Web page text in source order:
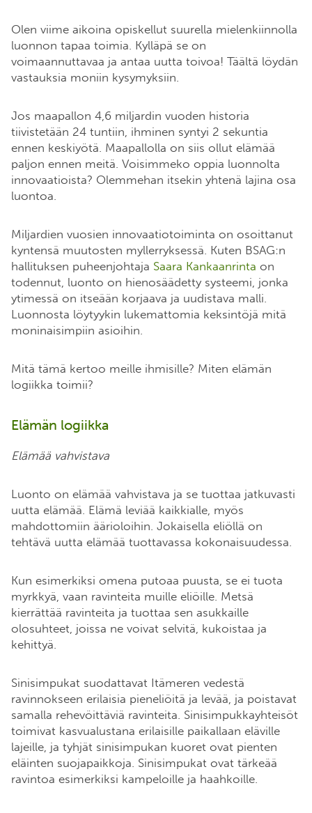
Olen viime aikoina opiskellut suurella mielenkiinnolla
luonnon tapaa toimia. Kylläpä se on
voimaannuttavaa ja antaa uutta toivoa! Täältä löydän
vastauksia moniin kysymyksiin.
Jos maapallon 4,6 miljardin vuoden historia
tiivistetään 24 tuntiin, ihminen syntyi 2 sekuntia
ennen keskiyötä. Maapallolla on siis ollut elämää
paljon ennen meitä. Voisimmeko oppia luonnolta
innovaatioista? Olemmehan itsekin yhtenä lajina osa
luontoa.
Miljardien vuosien innovaatiotoiminta on osoittanut
kyntensä muutosten myllerryksessä. Kuten BSAG:n
hallituksen puheenjohtaja Saara Kankaanrinta on
todennut, luonto on hienosäädetty systeemi, jonka
ytimessä on itseään korjaava ja uudistava malli.
Luonnosta löytyykin lukemattomia keksintöjä mitä
moninaisimpiin asioihin.
Mitä tämä kertoo meille ihmisille? Miten elämän
logiikka toimii?
Elämän logiikka
Elämää vahvistava
Luonto on elämää vahvistava ja se tuottaa jatkuvasti
uutta elämää. Elämä leviää kaikkialle, myös
mahdottomiin äärioloihin. Jokaisella eliöllä on
tehtävä uutta elämää tuottavassa kokonaisuudessa.
Kun esimerkiksi omena putoaa puusta, se ei tuota
myrkkyä, vaan ravinteita muille eliöille. Metsä
kierrättää ravinteita ja tuottaa sen asukkaille
olosuhteet, joissa ne voivat selvitä, kukoistaa ja
kehittyä.
Sinisimpukat suodattavat Itämeren vedestä
ravinnokseen erilaisia pieneliöitä ja levää, ja poistavat
samalla rehevöittäviä ravinteita. Sinisimpukkayhteisöt
toimivat kasvualustana erilaisille paikallaan eläville
lajeille, ja tyhjät sinisimpukan kuoret ovat pienten
eläinten suojapaikkoja. Sinisimpukat ovat tärkeää
ravintoa esimerkiksi kampeloille ja haahkoille.